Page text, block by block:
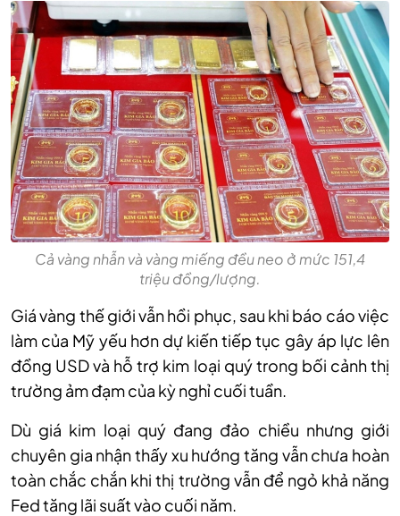
Cả vàng nhẫn và vàng miếng đều neo ở mức 151,4
triệu đồng/lượng.
Giá vàng thế giới vẫn hồi phục, sau khi báo cáo việc
làm của Mỹ yếu hơn dự kiến tiếp tục gây áp lực lên
đồng USD và hỗ trợ kim loại quý trong bối cảnh thị
trường ảm đạm của kỳ nghỉ cuối tuần.
Dù giá kim loại quý đang đảo chiều nhưng giới
chuyên gia nhận thấy xu hướng tăng vẫn chưa hoàn
toàn chắc chắn khi thị trường vẫn để ngỏ khả năng
Fed tăng lãi suất vào cuối năm.